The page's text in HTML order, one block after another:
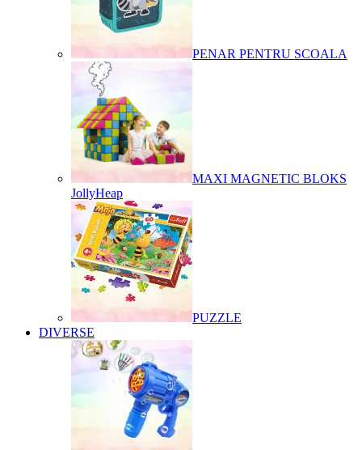
PENAR PENTRU SCOALA
MAXI MAGNETIC BLOKS
JollyHeap
PUZZLE
DIVERSE